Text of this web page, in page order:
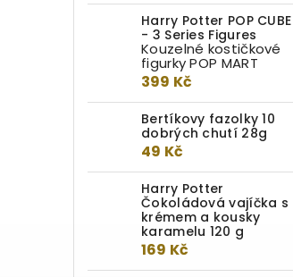
Harry Potter POP CUBE
- 3 Series Figures
Kouzelné kostičkové
figurky POP MART
399 Kč
Bertíkovy fazolky 10
dobrých chutí 28g
49 Kč
Harry Potter
Čokoládová vajíčka s
krémem a kousky
karamelu 120 g
169 Kč
889 Kč
Elegantní pero s pozlaceným
stojánek ve tvaru znaku Nebelvíru.
Pero se stojánkem je baleno v...